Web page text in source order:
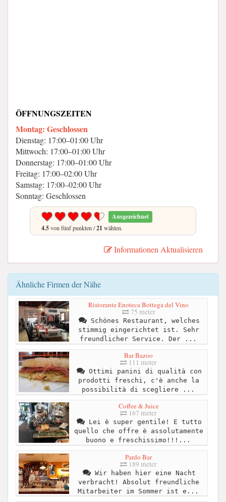
ÖFFNUNGSZEITEN
Montag: Geschlossen
Dienstag: 17:00–01:00 Uhr
Mittwoch: 17:00–01:00 Uhr
Donnerstag: 17:00–01:00 Uhr
Freitag: 17:00–02:00 Uhr
Samstag: 17:00–02:00 Uhr
Sonntag: Geschlossen
Ausgezeichnet
4.5von fünf punkten /21 wählen.
Informationen Aktualisieren
Ähnliche Firmen der Nähe
Ristorante Enoteca Bottega del Vino
75 meter
Schönes Restaurant, welches
stimmig eingerichtet ist. Sehr
freundlicher Service. Der ...
Bar Bazoo
111 meter
Ottimi panini di qualità con
prodotti freschi, c'è anche la
possibilità di scegliere ...
Coffee & Juice
167 meter
Lei è super gentile! E tutto
quello che offre è assolutamente
buono e freschissimo!!!...
Pardo Bar
189 meter
Wir haben hier eine Nacht
verbracht! Absolut freundliche
Mitarbeiter im Sommer ist e...